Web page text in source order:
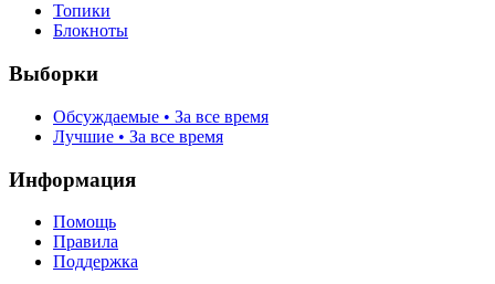
Топики
Блокноты
Выборки
Обсуждаемые • За все время
Лучшие • За все время
Информация
Помощь
Правила
Поддержка